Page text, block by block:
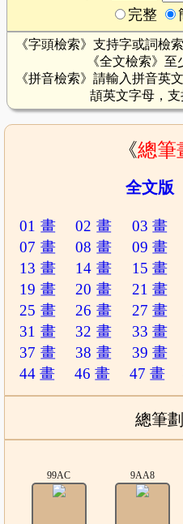
完整
《字頭檢索》支持字或詞檢
《全文檢索》至
《拼音檢索》請輸入拼音英
頡英文字母，支
《總筆
全文版
01 畫 02 畫 03 畫
07 畫
08 畫 09 畫
13 畫
14 畫 15 畫
19 畫
20 畫 21 畫
25 畫
26 畫 27 畫
31 畫
32 畫 33 畫
37 畫
38 畫 39 畫
44 畫
46 畫 47 畫
總筆劃
99AC 9AA8